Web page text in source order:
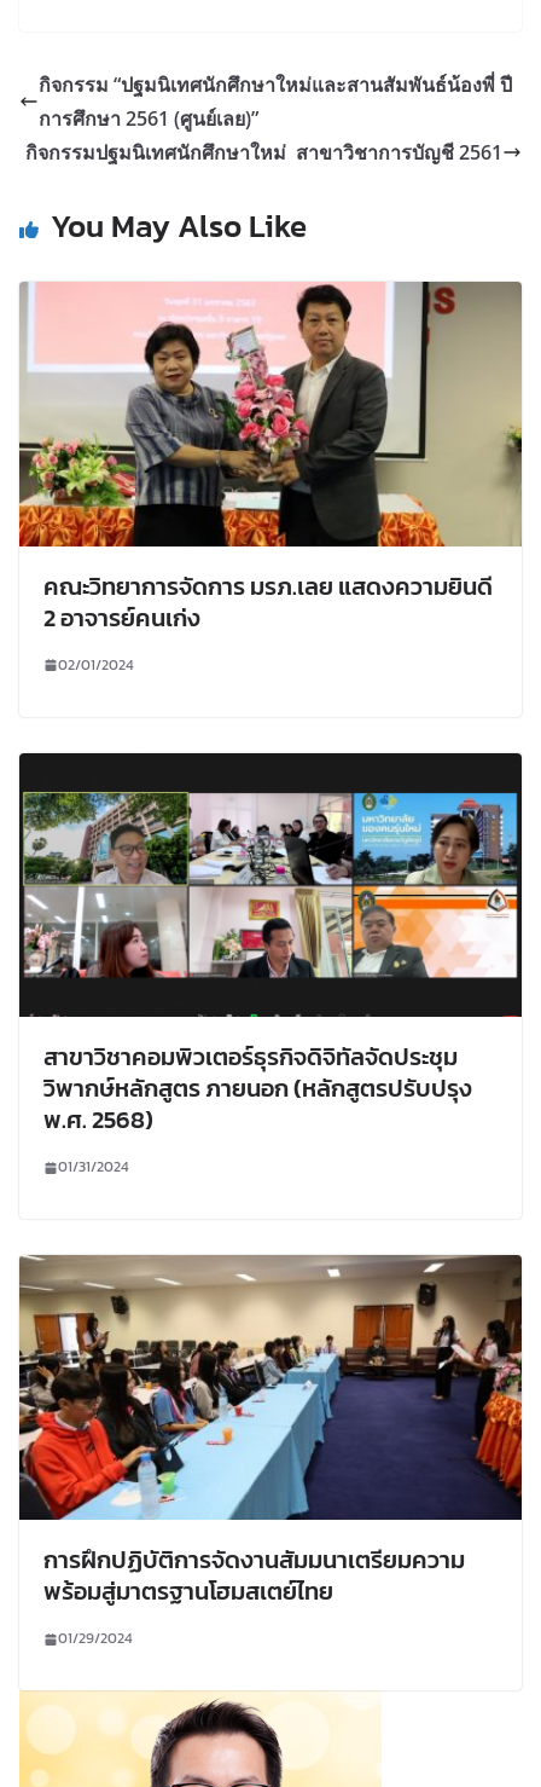
กิจกรรม “ปฐมนิเทศนักศึกษาใหม่และสานสัมพันธ์น้องพี่ ปี
การศึกษา 2561 (ศูนย์เลย)”
กิจกรรมปฐมนิเทศนักศึกษาใหม่ สาขาวิชาการบัญชี 2561
You May Also Like
คณะวิทยาการจัดการ มรภ.เลย แสดงความยินดี
2 อาจารย์คนเก่ง
02/01/2024
สาขาวิชาคอมพิวเตอร์ธุรกิจดิจิทัลจัดประชุม
วิพากษ์หลักสูตร ภายนอก (หลักสูตรปรับปรุง
พ.ศ. 2568)
01/31/2024
การฝึกปฏิบัติการจัดงานสัมมนาเตรียมความ
พร้อมสู่มาตรฐานโฮมสเตย์ไทย
01/29/2024